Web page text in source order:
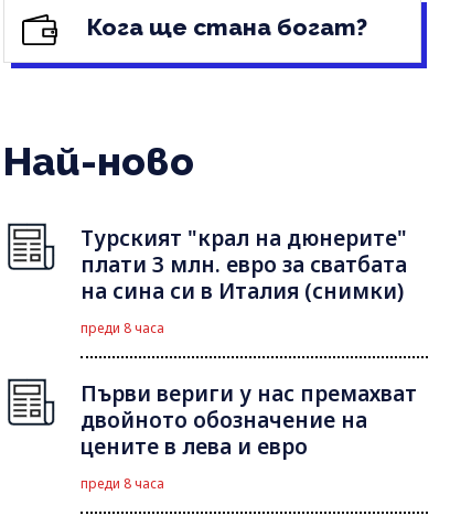
Кога ще стана богат?
Най-ново
Турският "крал на дюнерите"
плати 3 млн. евро за сватбата
на сина си в Италия (снимки)
преди 8 часа
Първи вериги у нас премахват
двойното обозначение на
цените в лева и евро
преди 8 часа